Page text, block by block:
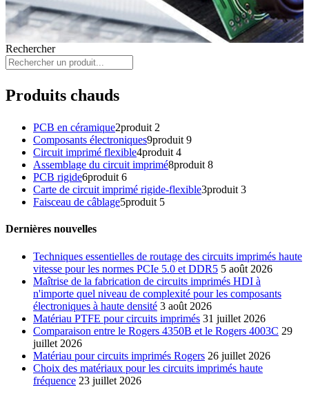
Rechercher
Produits chauds
PCB en céramique2produit 2
Composants électroniques9produit 9
Circuit imprimé flexible4produit 4
Assemblage du circuit imprimé8produit 8
PCB rigide6produit 6
Carte de circuit imprimé rigide-flexible3produit 3
Faisceau de câblage5produit 5
Dernières nouvelles
Techniques essentielles de routage des circuits imprimés haute
vitesse pour les normes PCIe 5.0 et DDR5 5 août 2026
Maîtrise de la fabrication de circuits imprimés HDI à
n'importe quel niveau de complexité pour les composants
électroniques à haute densité 3 août 2026
Matériau PTFE pour circuits imprimés 31 juillet 2026
Comparaison entre le Rogers 4350B et le Rogers 4003C 29
juillet 2026
Matériau pour circuits imprimés Rogers 26 juillet 2026
Choix des matériaux pour les circuits imprimés haute
fréquence 23 juillet 2026